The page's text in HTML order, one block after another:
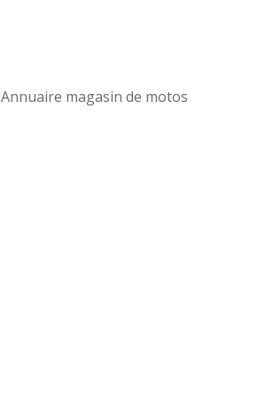
Annuaire magasin de motos